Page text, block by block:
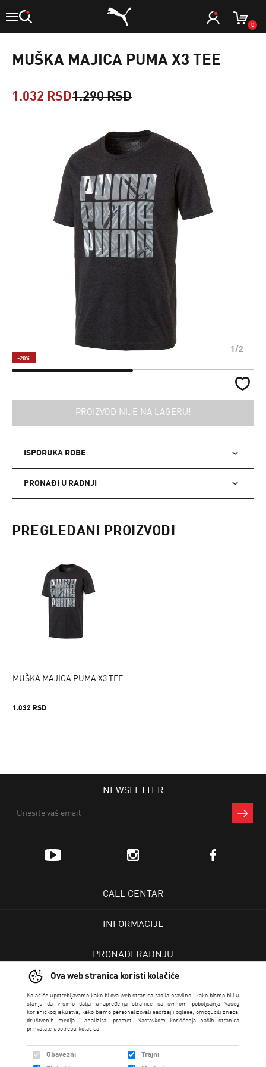
0
Ova web stranica koristi kolačiće
Kolačiće upotrebljavamo kako bi ova web stranica radila pravilno i kako bismo bili u
stanju da vršimo dalja unapređenja stranice sa svrhom poboljšanja Vašeg
korisničkog iskustva, kako bismo personalizovali sadržaj i oglase, omogućili značaj
društvenih medija i analizirali promet. Nastavkom korišćenja naših stranica
prihvatate upotrebu kolačića.
Obavezni
Trajni
MUŠKA MAJICA PUMA X3 TEE
1.032 RSD1.290 RSD
1/2
-20%
PROIZVOD NIJE NA LAGERU!
ISPORUKA ROBE
PRONAĐI U RADNJI
PREGLEDANI PROIZVODI
MUŠKA MAJICA PUMA X3 TEE
1.032 RSD
NEWSLETTER
CALL CENTAR
INFORMACIJE
PRONAĐI RADNJU
USLOVI PRODAJE